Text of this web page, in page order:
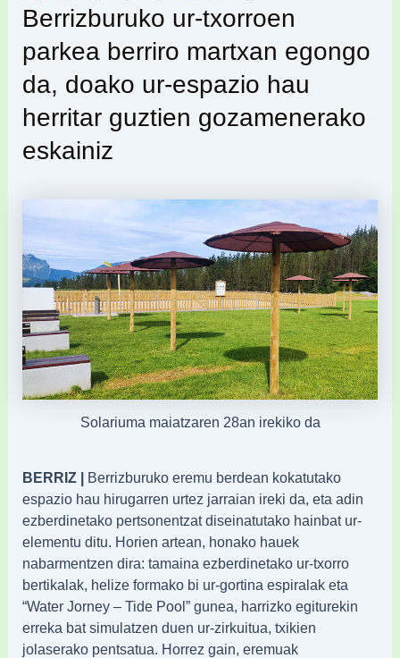
Berrizburuko ur-txorroen
parkea berriro martxan egongo
da, doako ur-espazio hau
herritar guztien gozamenerako
eskainiz
Solariuma maiatzaren 28an irekiko da
BERRIZ | Berrizburuko eremu berdean kokatutako
espazio hau hirugarren urtez jarraian ireki da, eta adin
ezberdinetako pertsonentzat diseinatutako hainbat ur-
elementu ditu. Horien artean, honako hauek
nabarmentzen dira: tamaina ezberdinetako ur-txorro
bertikalak, helize formako bi ur-gortina espiralak eta
“Water Jorney – Tide Pool” gunea, harrizko egiturekin
erreka bat simulatzen duen ur-zirkuitua, txikien
jolaserako pentsatua. Horrez gain, eremuak